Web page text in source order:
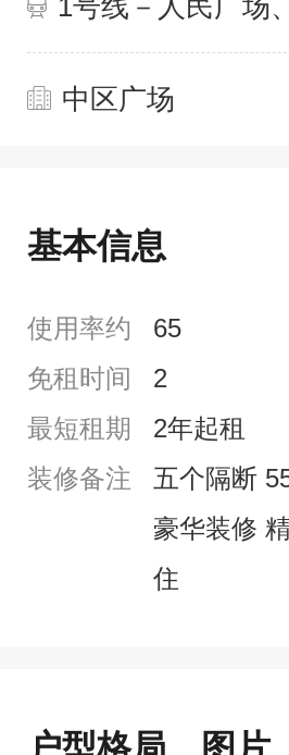
中区广场
基本信息
使用率约 65
免租时间
2
最短租期
2年起租
装修备注
五个隔断
豪华装修
住
户型格局、图片